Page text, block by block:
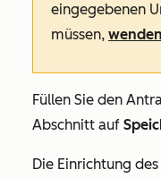
eingegebenen
müssen,
Füllen Sie den
Abschnitt auf
Die Einrichtung